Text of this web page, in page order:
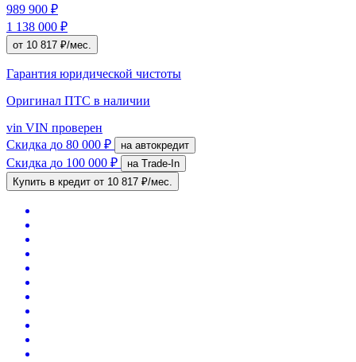
989 900 ₽
1 138 000 ₽
от 10 817 ₽/мес.
Гарантия юридической чистоты
Оригинал ПТС в наличии
vin VIN проверен
Скидка до 80 000 ₽ на автокредит
Скидка до 100 000 ₽
на Trade-In
Купить в кредит от 10 817 ₽/мес.